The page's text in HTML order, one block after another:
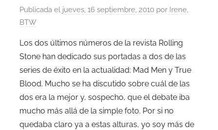
Publicada el jueves, 16 septiembre, 2010 por Irene,
BTW
Los dos últimos números de la revista Rolling
Stone han dedicado sus portadas a dos de las
series de éxito en la actualidad: Mad Men y True
Blood. Mucho se ha discutido sobre cuál de las
dos era la mejor y, sospecho, que el debate iba
mucho más allá de la simple foto. Por si no
quedaba claro ya a estas alturas, yo soy más de